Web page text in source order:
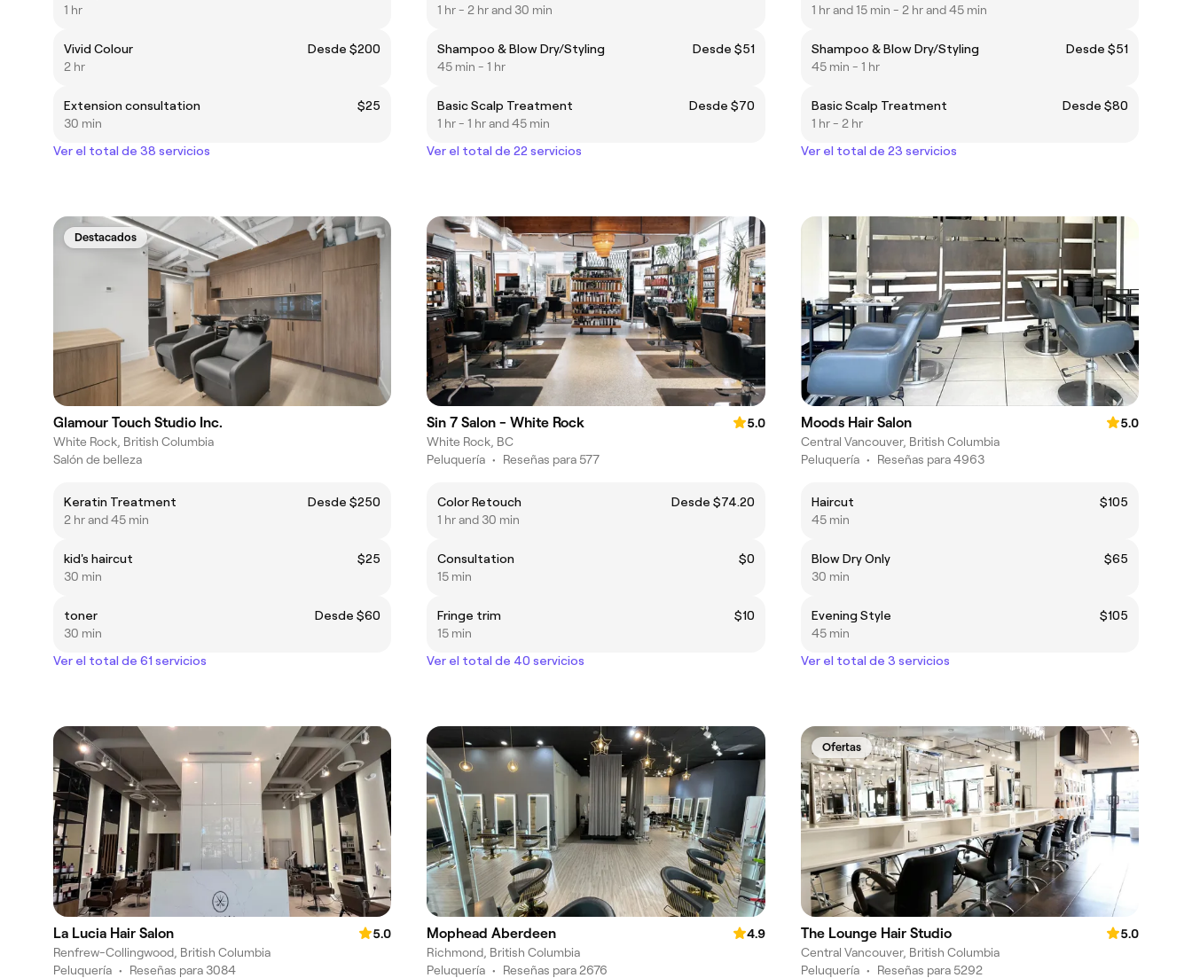
1 hr
Vivid Colour
Desde $200
2 hr
Extension consultation
$25
30 min
Ver el total de 38 servicios
1 hr - 2 hr and 30 min
Shampoo & Blow Dry/Styling
Desde $51
45 min - 1 hr
Basic Scalp Treatment
Desde $70
1 hr - 1 hr and 45 min
Ver el total de 22 servicios
1 hr and 15 min - 2 hr and 45 min
Shampoo & Blow Dry/Styling
Desde $51
45 min - 1 hr
Basic Scalp Treatment
Desde $80
1 hr - 2 hr
Ver el total de 23 servicios
Destacados
Glamour Touch Studio Inc.
White Rock, British Columbia
Salón de belleza
Keratin Treatment
Desde $250
2 hr and 45 min
kid's haircut
$25
30 min
toner
Desde $60
30 min
Ver el total de 61 servicios
Sin 7 Salon - White Rock
5.0
White Rock, BC
Peluquería • Reseñas para 577
Color Retouch
Desde $74.20
1 hr and 30 min
Consultation
$0
15 min
Fringe trim
$10
15 min
Ver el total de 40 servicios
Moods Hair Salon
5.0
Central Vancouver, British Columbia
Peluquería • Reseñas para 4963
Haircut
$105
45 min
Blow Dry Only
$65
30 min
Evening Style
$105
45 min
Ver el total de 3 servicios
La Lucia Hair Salon
5.0
Renfrew-Collingwood, British Columbia
Peluquería • Reseñas para 3084
Mophead Aberdeen
4.9
Richmond, British Columbia
Peluquería • Reseñas para 2676
Ofertas
The Lounge Hair Studio
5.0
Central Vancouver, British Columbia
Peluquería • Reseñas para 5292